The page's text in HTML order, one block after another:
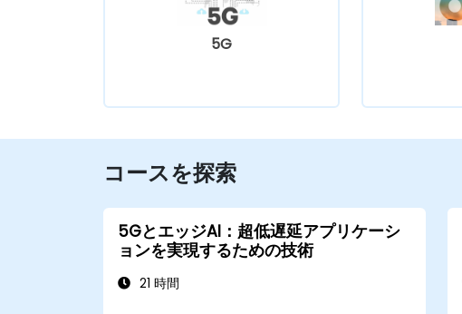
5G
コースを探索
5GとエッジAI：超低遅延アプリケーシ
ョンを実現するための技術
21 時間